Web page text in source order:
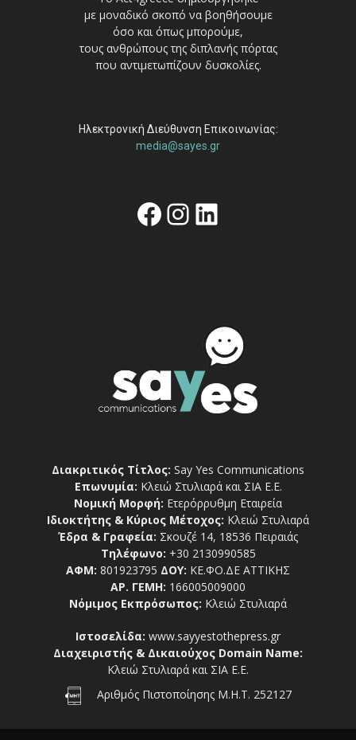
με μοναδικό σκοπό να βοηθήσουμε
όσο και όπως μπορούμε,
τους ανθρώπους της διπλανής πόρτας
που αντιμετωπίζουν δυσκολίες.
Ηλεκτρονική Διεύθυνση Επικοινωνίας:
media@sayes.gr
Facebook
Instagram
Linkedin
Διακριτικός Τίτλος: Say Yes Communications
Επωνυμία: Κλειώ Στυλιαρά και ΣΙΑ Ε.Ε.
Νομική Μορφή: Ετερόρρυθμη Εταιρεία
Ιδιοκτήτης & Κύριος Μέτοχος: Κλειώ Στυλιαρά
Έδρα & Γραφεία: Σκουζέ 14, 18536 Πειραιάς
Τηλέφωνο: +30 2130990585
ΑΦΜ: 801923795 ΔΟΥ: ΚΕ.ΦΟ.ΔΕ ΑΤΤΙΚΗΣ
ΑΡ. ΓΕΜΗ: 166005009000
Νόμιμος Εκπρόσωπος: Κλειώ Στυλιαρά
Ιστοσελίδα: www.sayyestothepress.gr
Διαχειριστής & Δικαιούχος Domain Name:
Κλειώ Στυλιαρά και ΣΙΑ Ε.Ε.
Αριθμός Πιστοποίησης Μ.Η.Τ. 252127